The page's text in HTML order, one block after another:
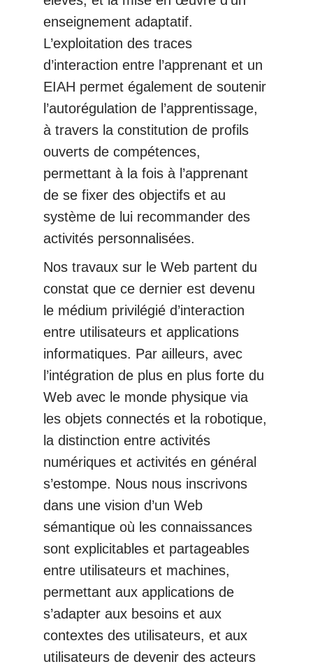
enseignement adaptatif.
L’exploitation des traces
d’interaction entre l’apprenant et un
EIAH permet également de soutenir
l’autorégulation de l’apprentissage,
à travers la constitution de profils
ouverts de compétences,
permettant à la fois à l’apprenant
de se fixer des objectifs et au
système de lui recommander des
activités personnalisées.
Nos travaux sur le Web partent du
constat que ce dernier est devenu
le médium privilégié d’interaction
entre utilisateurs et applications
informatiques. Par ailleurs, avec
l’intégration de plus en plus forte du
Web avec le monde physique via
les objets connectés et la robotique,
la distinction entre activités
numériques et activités en général
s’estompe. Nous nous inscrivons
dans une vision d’un Web
sémantique où les connaissances
sont explicitables et partageables
entre utilisateurs et machines,
permettant aux applications de
s’adapter aux besoins et aux
contextes des utilisateurs, et aux
utilisateurs de devenir des acteurs